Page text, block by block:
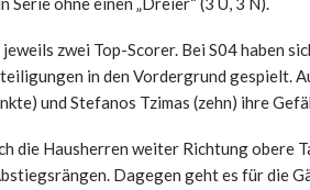
zwei Top-Scorer. Bei S04 haben
in den Vordergrund gespielt.
und Stefanos Tzimas (zehn) ihre
die Hausherren weiter Richtung obere
Dagegen geht es für die